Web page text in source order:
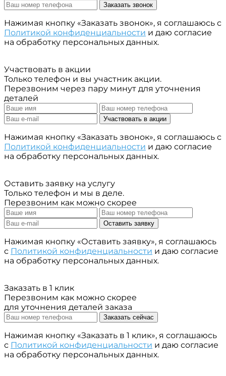
Заказать звонок
Нажимая кнопку «Заказать звонок», я соглашаюсь с
Политикой конфиденциальности и даю согласие
на обработку персональных данных.
Участвовать в акции
Только телефон и вы участник акции.
Перезвоним через пару минут для уточнения
деталей
Участвовать в акции
Нажимая кнопку «Заказать звонок», я соглашаюсь с
Политикой конфиденциальности и даю согласие
на обработку персональных данных.
Оставить заявку на услугу
Только телефон и мы в деле.
Перезвоним как можно скорее
Оставить заявку
Нажимая кнопку «Оставить заявку», я соглашаюсь
с Политикой конфиденциальности и даю согласие
на обработку персональных данных.
Заказать в 1 клик
Перезвоним как можно скорее
для уточнения деталей заказа
Заказать сейчас
Нажимая кнопку «Заказать в 1 клик», я соглашаюсь
с Политикой конфиденциальности и даю согласие
на обработку персональных данных.